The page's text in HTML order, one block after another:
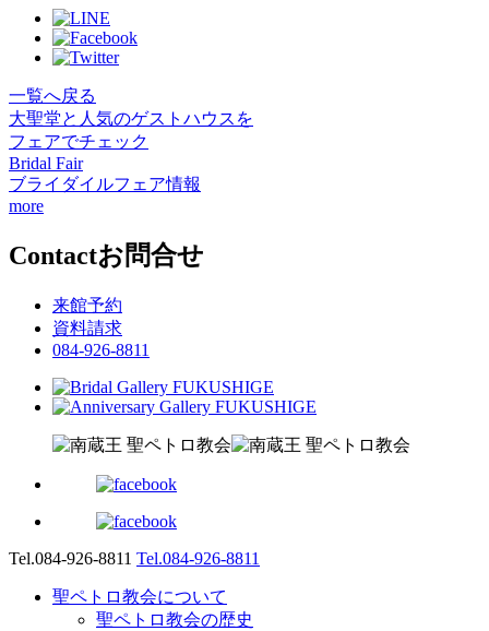
一覧へ戻る
大聖堂と人気のゲストハウスを
フェアでチェック
Bridal Fair
ブライダイルフェア情報
more
Contactお問合せ
来館予約
資料請求
084-926-8811
Tel.084-926-8811 Tel.084-926-8811
聖ペトロ教会について
聖ペトロ教会の歴史